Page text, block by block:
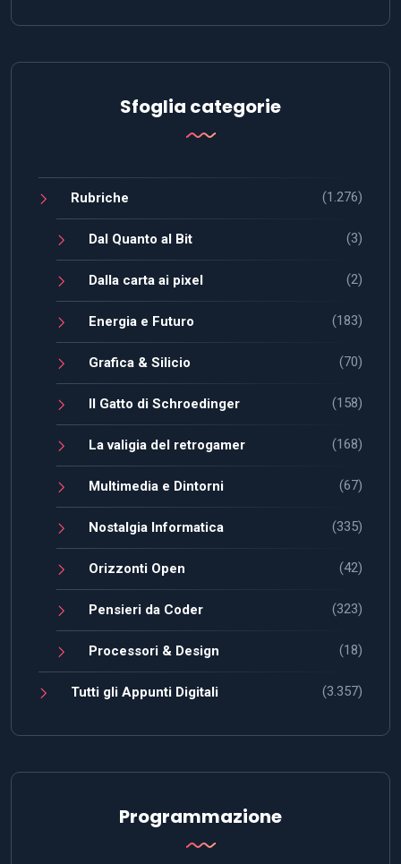
Sfoglia categorie
Rubriche (1.276)
Dal Quanto al Bit (3)
Dalla carta ai pixel (2)
Energia e Futuro (183)
Grafica & Silicio (70)
Il Gatto di Schroedinger (158)
La valigia del retrogamer (168)
Multimedia e Dintorni (67)
Nostalgia Informatica (335)
Orizzonti Open (42)
Pensieri da Coder (323)
Processori & Design (18)
Tutti gli Appunti Digitali (3.357)
Programmazione